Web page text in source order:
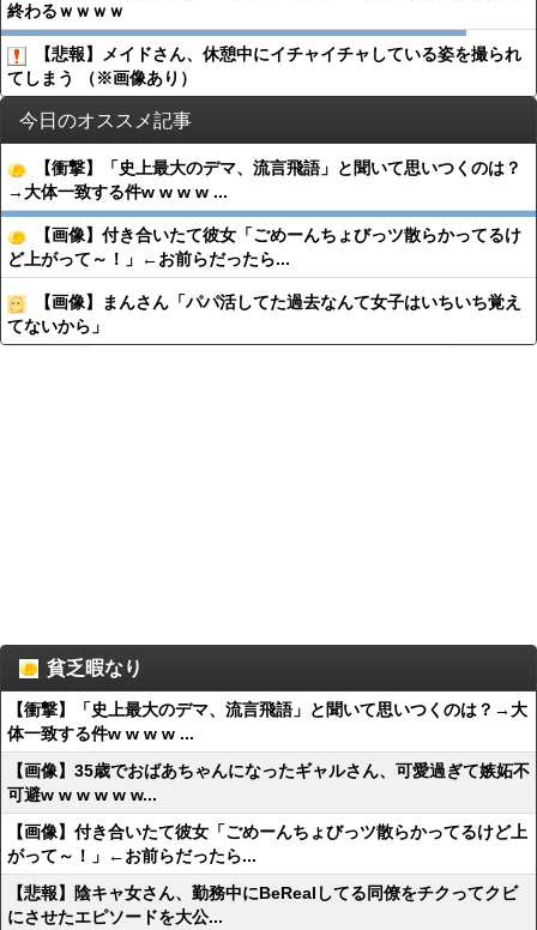
終わるｗｗｗｗ
【悲報】メイドさん、休憩中にイチャイチャしている姿を撮られ
てしまう （※画像あり）
今日のオススメ記事
【衝撃】「史上最大のデマ、流言飛語」と聞いて思いつくのは？
→大体一致する件w w w w ...
【画像】付き合いたて彼女「ごめーんちょびっツ散らかってるけ
ど上がって～！」←お前らだったら...
【画像】まんさん「パパ活してた過去なんて女子はいちいち覚え
てないから」
貧乏暇なり
【衝撃】「史上最大のデマ、流言飛語」と聞いて思いつくのは？→大
体一致する件w w w w ...
【画像】35歳でおばあちゃんになったギャルさん、可愛過ぎて嫉妬不
可避w w w w w w...
【画像】付き合いたて彼女「ごめーんちょびっツ散らかってるけど上
がって～！」←お前らだったら...
【悲報】陰キャ女さん、勤務中にBeRealしてる同僚をチクってクビ
にさせたエピソードを大公...